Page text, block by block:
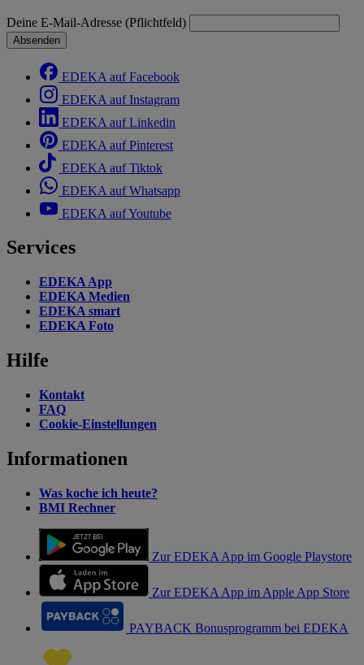
Deine E-Mail-Adresse (Pflichtfeld)
Absenden
EDEKA auf Facebook
EDEKA auf Instagram
EDEKA auf Linkedin
EDEKA auf Pinterest
EDEKA auf Tiktok
EDEKA auf Whatsapp
EDEKA auf Youtube
Services
EDEKA App
EDEKA Medien
EDEKA smart
EDEKA Foto
Hilfe
Kontakt
FAQ
Cookie-Einstellungen
Informationen
Was koche ich heute?
BMI Rechner
Zur EDEKA App im Google Playstore
Zur EDEKA App im Apple App Store
PAYBACK Bonusprogramm bei EDEKA